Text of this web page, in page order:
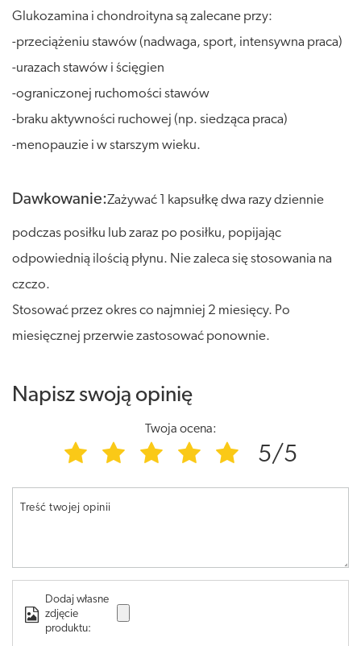
Glukozamina i chondroityna są zalecane przy:
-przeciążeniu stawów (nadwaga, sport, intensywna praca)
-urazach stawów i ścięgien
-ograniczonej ruchomości stawów
-braku aktywności ruchowej (np. siedząca praca)
-menopauzie i w starszym wieku.
Dawkowanie:Zażywać 1 kapsułkę dwa razy dziennie
podczas posiłku lub zaraz po posiłku, popijając
odpowiednią ilością płynu. Nie zaleca się stosowania na
czczo.
Stosować przez okres co najmniej 2 miesięcy. Po
miesięcznej przerwie zastosować ponownie.
Napisz swoją opinię
Twoja ocena:
5/5
Treść twojej opinii
Dodaj własne
zdjęcie
produktu: